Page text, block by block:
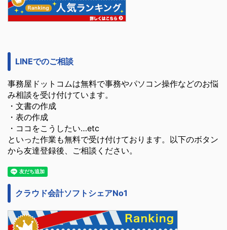
LINEでのご相談
事務屋ドットコムは無料で事務やパソコン操作などのお悩
み相談を受け付けています。
・文書の作成
・表の作成
・ココをこうしたい…etc
といった作業も無料で受け付けております。以下のボタン
から友達登録後、ご相談ください。
クラウド会計ソフトシェアNo1